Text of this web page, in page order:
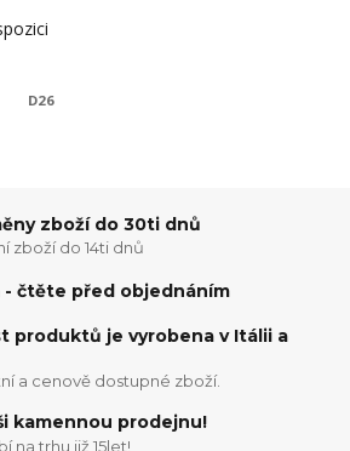
D26
zboží do 30ti dnů
zboží do 14ti dnů
- čtěte před objednáním
produktů je vyrobena v Itálii a
a cenově dostupné zboží.
kamennou prodejnu!
na trhu již 15let!